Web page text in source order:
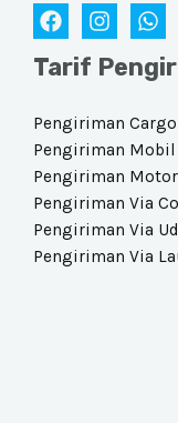
Tarif
Pengiriman
Pengiriman Mobil
Pengiriman Motor
Pengiriman Via
Pengiriman Via
Pengiriman Via